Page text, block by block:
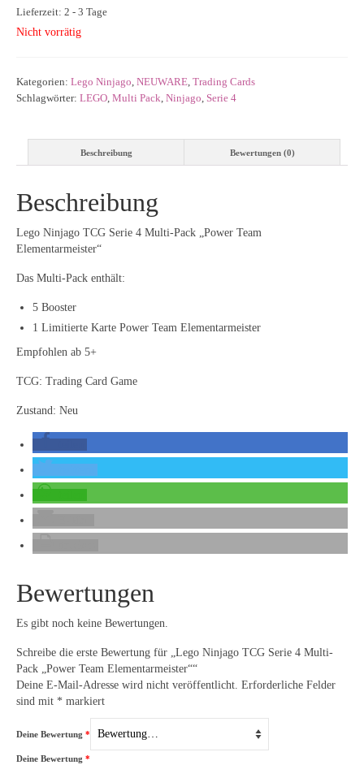
Lieferzeit: 2 - 3 Tage
Nicht vorrätig
Kategorien: Lego Ninjago, NEUWARE, Trading Cards
Schlagwörter: LEGO, Multi Pack, Ninjago, Serie 4
Beschreibung Bewertungen (0)
Beschreibung
Lego Ninjago TCG Serie 4 Multi-Pack „Power Team
Elementarmeister“
Das Multi-Pack enthält:
5 Booster
1 Limitierte Karte Power Team Elementarmeister
Empfohlen ab 5+
TCG: Trading Card Game
Zustand: Neu
Bewertungen
Es gibt noch keine Bewertungen.
Schreibe die erste Bewertung für „Lego Ninjago TCG Serie 4 Multi-
Pack „Power Team Elementarmeister““
Deine E-Mail-Adresse wird nicht veröffentlicht. Erforderliche Felder
sind mit * markiert
Deine Bewertung *
Deine Bewertung *